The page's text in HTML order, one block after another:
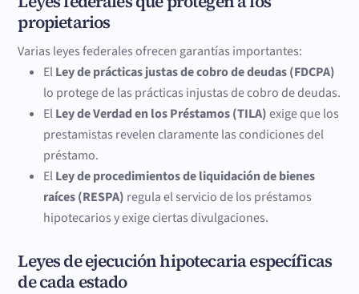
propietarios
Varias leyes federales ofrecen garantías importantes:
ElLey de prácticas justas de cobro de deudas (FDCPA)
lo protege de las prácticas injustas de cobro de deudas.
ElLey de Verdad en los Préstamos (TILA)exige que los
prestamistas revelen claramente las condiciones del
préstamo.
ElLey de procedimientos de liquidación de bienes
raíces (RESPA) regula el servicio de los préstamos
hipotecarios y exige ciertas divulgaciones.
Leyes de ejecución hipotecaria específicas
de cada estado